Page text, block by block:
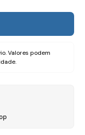
Valores podem